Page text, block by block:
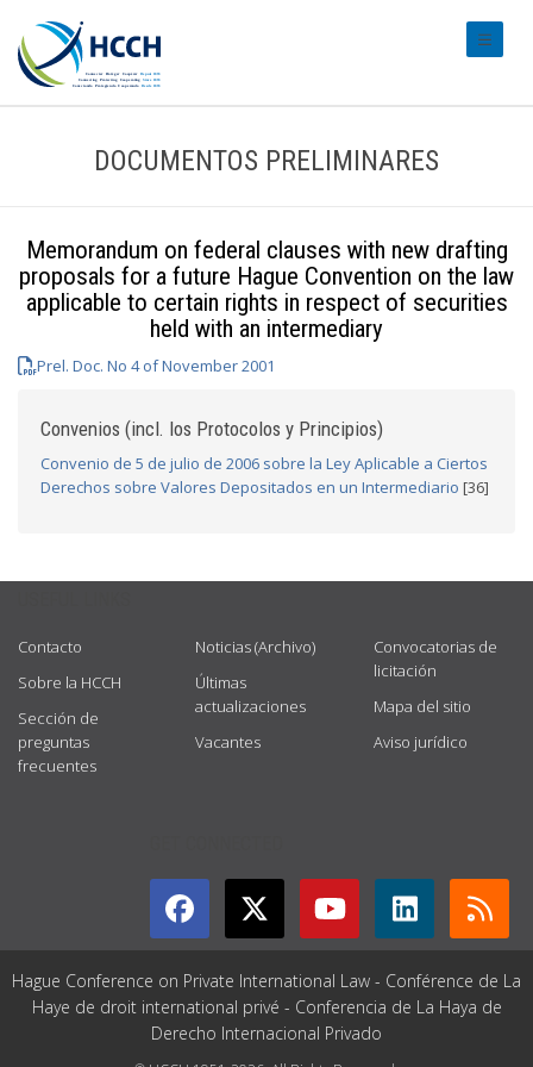
DOCUMENTOS PRELIMINARES
Memorandum on federal clauses with new drafting
proposals for a future Hague Convention on the law
applicable to certain rights in respect of securities
held with an intermediary
Prel. Doc. No 4 of November 2001
Convenios (incl. los Protocolos y Principios)
Convenio de 5 de julio de 2006 sobre la Ley Aplicable a Ciertos
Derechos sobre Valores Depositados en un Intermediario [36]
Contacto
Sobre la HCCH
Sección de
preguntas
frecuentes
Noticias (Archivo)
Últimas
actualizaciones
Vacantes
Convocatorias de
licitación
Mapa del sitio
Aviso jurídico
Hague Conference on Private International Law - Conférence de La
Haye de droit international privé - Conferencia de La Haya de
Derecho Internacional Privado